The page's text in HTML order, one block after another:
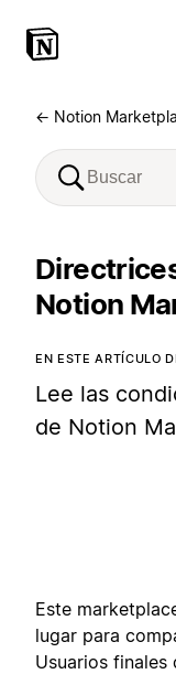
← Notion
Notion
EN ESTE ARTÍCULO
Lee las
de Notion
Este
lugar para
Usuarios